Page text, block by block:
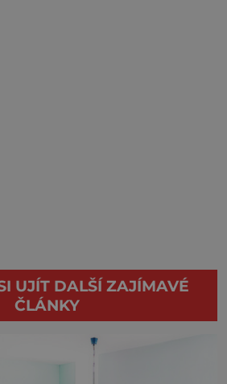
UJÍT DALŠÍ ZAJÍMAVÉ
ČLÁNKY